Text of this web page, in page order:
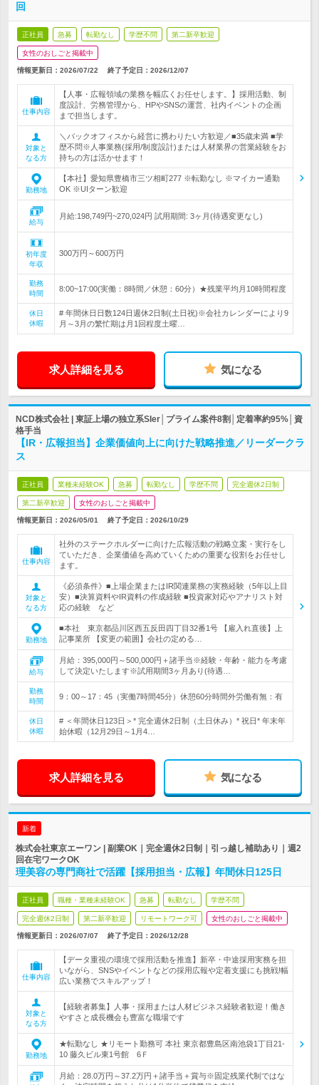
回
正社員 急募 転勤なし 学歴不問 第二新卒歓迎
女性のおしごと掲載中
情報更新日：2026/07/22 終了予定日： 2026/12/07
仕事内容
【人事・広報領域の業務を幅広くお任せします。】採用活動、制
度設計、労務管理から、HPやSNSの運営、社内イベントの企画
まで担当します。
対象と
なる方
＼バックオフィスから経営に携わりたい方歓迎／■35歳未満 ■学
歴不問※人事業務(採用/制度設計)または人材業界の営業経験をお
持ちの方は活かせます！
勤務地
【本社】愛知県豊橋市三ツ相町277 ※転勤なし ※マイカー通勤
OK ※UIターン歓迎
給与
月給:198,749円~270,024円 試用期間: 3ヶ月(待遇変更なし)
初年度
年収
300万円～600万円
勤務
時間
8:00~17:00(実働：8時間／休憩：60分）★残業平均月10時間程度
休日
休暇
# 年間休日日数124日週休2日制(土日祝)※会社カレンダーにより9
月～3月の繁忙期は月1回程度土曜…
求人詳細を見る 気になる
NCD株式会社 | 東証上場の独立系SIer│プライム案件8割│定着率約95%│資
格手当
【IR・広報担当】企業価値向上に向けた戦略推進／リーダークラ
ス
正社員 業種未経験OK 急募 転勤なし 学歴不問 完全週休2日制
第二新卒歓迎 女性のおしごと掲載中
情報更新日：2026/05/01 終了予定日： 2026/10/29
仕事内容
社外のステークホルダーに向けた広報活動の戦略立案・実行をし
ていただき、企業価値を高めていくための重要な役割をお任せし
ます。
対象と
なる方
《必須条件》■上場企業またはIR関連業務の実務経験（5年以上目
安）■決算資料やIR資料の作成経験 ■投資家対応やアナリスト対
応の経験 など
勤務地
■本社 東京都品川区西五反田四丁目32番1号 【雇入れ直後】上
記事業所 【変更の範囲】会社の定める…
給与
月給：395,000円～500,000円＋諸手当※経験・年齢・能力を考慮
して決定いたします※試用期間3ヶ月あり(待遇…
勤務
時間
9：00～17：45（実働7時間45分）休憩60分時間外労働有無：有
休日
休暇
# ＜年間休日123日＞* 完全週休2日制（土日休み）* 祝日* 年末年
始休暇（12月29日～1月4…
求人詳細を見る 気になる
新着
株式会社東京エーワン | 副業OK｜完全週休2日制｜引っ越し補助あり｜週2
回在宅ワークOK
理美容の専門商社で活躍【採用担当・広報】年間休日125日
正社員 職種・業種未経験OK 急募 転勤なし 学歴不問
完全週休2日制 第二新卒歓迎 リモートワーク可 女性のおしごと掲載中
情報更新日：2026/07/07 終了予定日： 2026/12/28
仕事内容
【データ重視の環境で採用活動を推進】新卒・中途採用実務を担
いながら、SNSやイベントなどの採用広報や定着支援にも挑戦!幅
広い業務でスキルアップ！
対象と
なる方
【経験者募集】人事・採用または人材ビジネス経験者歓迎！働き
やすさと成長機会も豊富な職場です
勤務地
★転勤なし ★リモート勤務可 本社 東京都豊島区南池袋1丁目21-
10 藤久ビル東1号館 6Ｆ
月給：28.0万円～37.2万円＋諸手当＋賞与※固定残業代制ではな